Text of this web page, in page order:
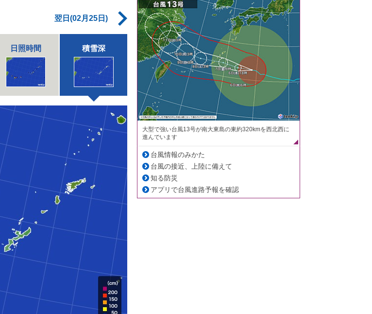
翌日(02月25日)
日照時間 積雪深
大型で強い台風13号が南大東島の東約320kmを西北西に
進んでいます
台風情報のみかた
台風の接近、上陸に備えて
知る防災
アプリで台風進路予報を確認